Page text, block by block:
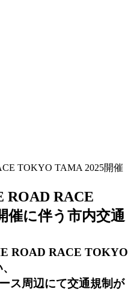
TOKYO TAMA 2025開催
ROAD RACE
催に伴う市内交通
ROAD RACE TOKYO
ス周辺にて交通規制が